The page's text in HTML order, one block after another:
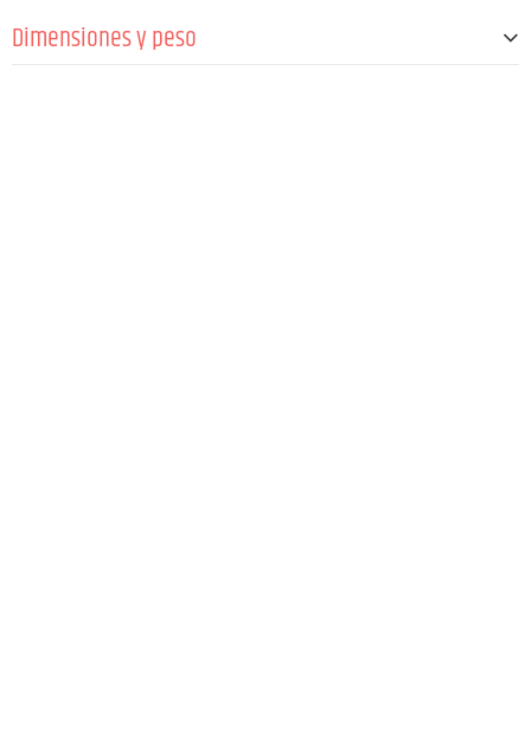
Dimensiones y peso